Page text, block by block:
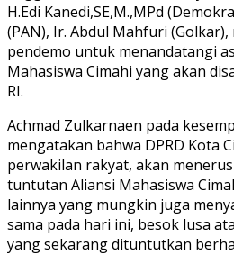
H.Edi Kanedi,SE,M.,MPd
(PAN), Ir. Abdul Mahfuri
pendemo untuk menandatangi
Mahasiswa Cimahi yang akan
RI.
Achmad Zulkarnaen pada
mengatakan bahwa DPRD Kota
perwakilan rakyat, akan
tuntutan Aliansi Mahasiswa
lainnya yang mungkin juga
sama pada hari ini, besok lusa
yang sekarang dituntutkan